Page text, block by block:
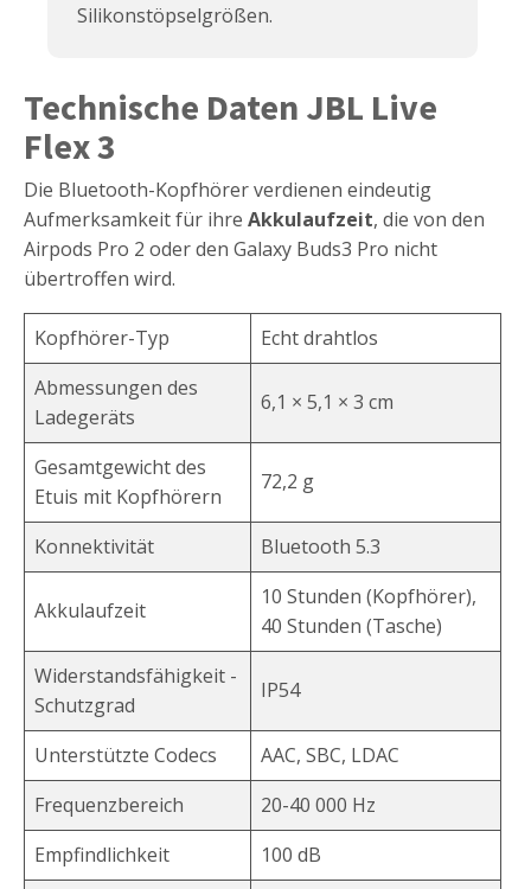
Silikonstöpselgrößen.
Technische Daten JBL Live
Flex 3
Die Bluetooth-Kopfhörer verdienen eindeutig
Aufmerksamkeit für ihre Akkulaufzeit, die von den
Airpods Pro 2 oder den Galaxy Buds3 Pro nicht
übertroffen wird.
Kopfhörer-Typ
Echt drahtlos
Abmessungen des
Ladegeräts
6,1 × 5,1 × 3 cm
Gesamtgewicht des
Etuis mit Kopfhörern
72,2 g
Konnektivität Bluetooth 5.3
Akkulaufzeit
10 Stunden (Kopfhörer),
40 Stunden (Tasche)
Widerstandsfähigkeit -
Schutzgrad
IP54
Unterstützte Codecs
AAC, SBC, LDAC
Frequenzbereich
20-40 000 Hz
Empfindlichkeit
100 dB